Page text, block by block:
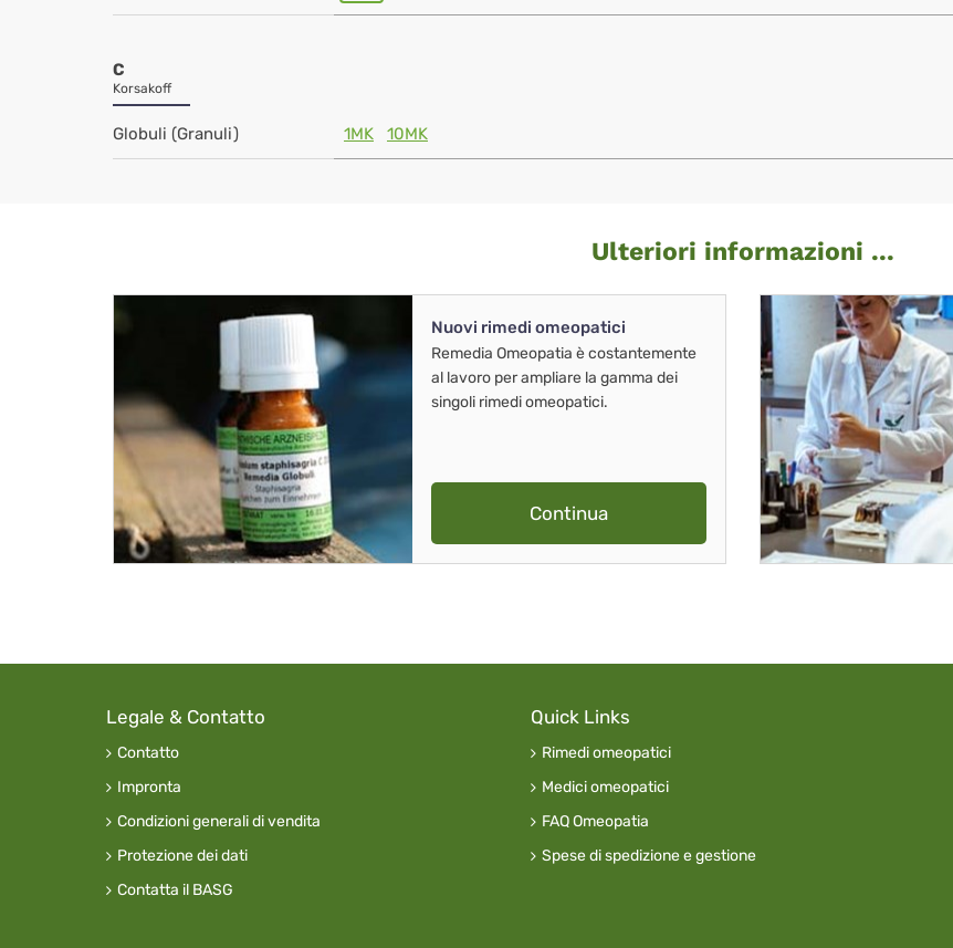
C
Korsakoff
Globuli (Granuli) 1MK 10MK
Ulteriori informazioni ...
Nuovi rimedi omeopatici
Remedia Omeopatia è costantemente
al lavoro per ampliare la gamma dei
singoli rimedi omeopatici.
Continua
Legale & Contatto
Contatto
Impronta
Condizioni generali di vendita
Protezione dei dati
Contatta il BASG
Quick Links
Rimedi omeopatici
Medici omeopatici
FAQ Omeopatia
Spese di spedizione e gestione